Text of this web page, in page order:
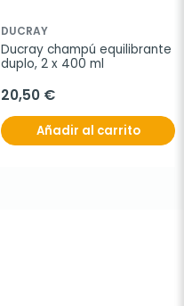
DUCRAY
Ducray champú equilibrante
duplo, 2 x 400 ml
20,50 €
Añadir al carrito